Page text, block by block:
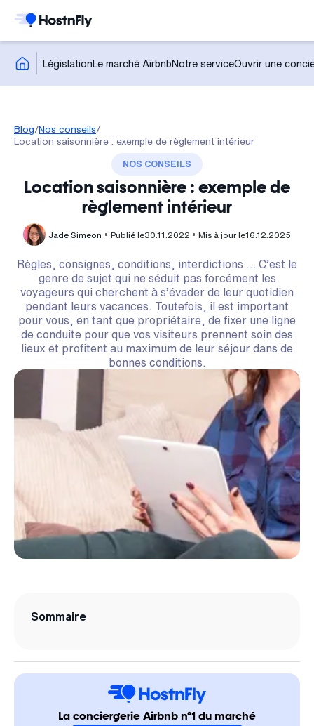
LégislationLe marché AirbnbNotre serviceOuvrir une
Blog/Nos conseils/
Location saisonnière : exemple de règlement intérieur
NOS CONSEILS
Location saisonnière : exemple de
règlement intérieur
Jade Simeon Publié le30.11.2022 Mis à jour le16.12.2025
Règles, consignes, conditions, interdictions … C’est le
genre de sujet qui ne séduit pas forcément les
voyageurs qui cherchent à s’évader de leur quotidien
pendant leurs vacances. Toutefois, il est important
pour vous, en tant que propriétaire, de fixer une ligne
de conduite pour que vos visiteurs prennent soin des
lieux et profitent au maximum de leur séjour dans de
bonnes conditions.
Sommaire
La conciergerie Airbnb n°1 du marché